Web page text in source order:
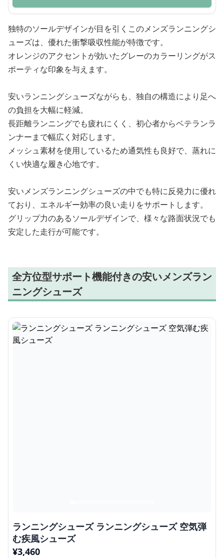
独特のソールデザインが目を引くこのメンズランニングシ
ューズは、優れた衝撃吸収性能が特徴です。
オレンジのアクセントが効いたグレーのカラーリングがス
ポーティな印象を与えます。
安いランニングシューズながらも、独自の構造により足へ
の負担を大幅に軽減。
長距離ランニングでも疲れにくく、初心者からベテランラ
ンナーまで幅広く対応します。
メッシュ素材を使用しているため通気性も良好で、蒸れに
くい快適な履き心地です。
安いメンズランニングシューズの中でも特に反発力に優れ
ており、エネルギー効率の良い走りをサポートします。
グリップ力のあるソールデザインで、様々な路面状況でも
安定した走行が可能です。
全方位型サポート機能付きの安いメンズラン
ニングシューズ
ランニングシューズ ランニングシューズ 空気弾
む疾風シューズ
¥3,460